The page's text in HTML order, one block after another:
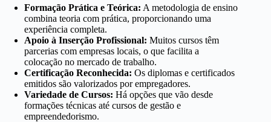
Formação Prática e Teórica: A metodologia de ensino
combina teoria com prática, proporcionando uma
experiência completa.
Apoio à Inserção Profissional: Muitos cursos têm
parcerias com empresas locais, o que facilita a
colocação no mercado de trabalho.
Certificação Reconhecida: Os diplomas e certificados
emitidos são valorizados por empregadores.
Variedade de Cursos: Há opções que vão desde
formações técnicas até cursos de gestão e
empreendedorismo.